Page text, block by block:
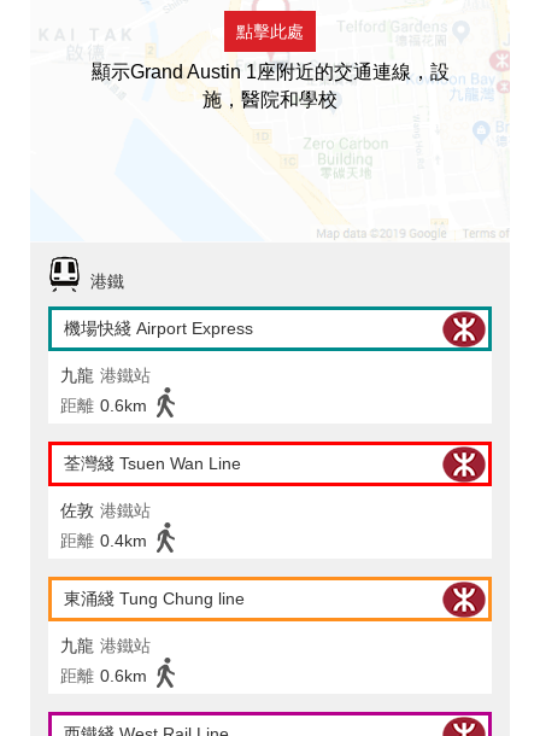
點擊此處
顯示Grand Austin 1座附近的交通連線，設
施，醫院和學校
港鐵
機場快綫 Airport Express
九龍 港鐵站
距離 0.6km
荃灣綫 Tsuen Wan Line
佐敦 港鐵站
距離 0.4km
東涌綫 Tung Chung line
九龍 港鐵站
距離 0.6km